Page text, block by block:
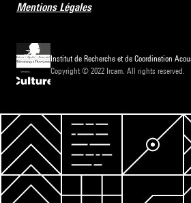
Mentions Légales
Institut de Recherche et de Coordination
Copyright © 2022 Ircam. All rights reserved.